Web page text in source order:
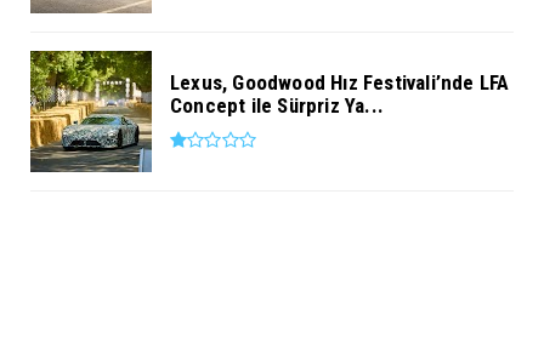
Lexus, Goodwood Hız Festivali’nde LFA
Concept ile Sürpriz Ya...